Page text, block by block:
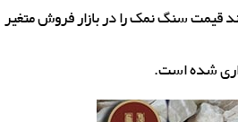
قیمت سنگ نمک را در بازار فروش متغیر